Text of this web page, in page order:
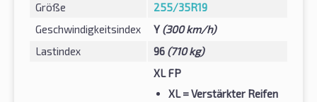
Größe
255/35R19
Geschwindigkeitsindex
Y (300 km/h)
Lastindex
96 (710 kg)
XL FP
XL= Verstärkter Reifen